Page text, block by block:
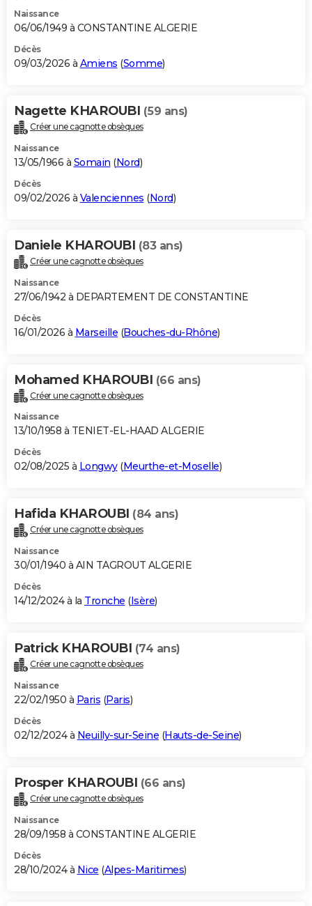
Dictionnaire
Biographies
Citations
Expressions
Proverbes
PROGRAMME TV
S'inscrire
Se connecter
Lycées
Collèges
Primaires
Universités
Entreprises
Service militaire
Avis de recherche
AVIS DE DÉCÈS
Bricolage
Lifestyle
Culture
Sport
Auto
Television
Voyage
Cinema
Naissance
06/06/1949 à CONSTANTINE ALGERIE
Décès
09/03/2026 à Amiens (Somme)
Nagette KHAROUBI (59 ans)
Créer une cagnotte obsèques
Naissance
13/05/1966 à Somain (Nord)
Décès
09/02/2026 à Valenciennes (Nord)
Daniele KHAROUBI (83 ans)
Créer une cagnotte obsèques
Naissance
27/06/1942 à DEPARTEMENT DE CONSTANTINE
Décès
16/01/2026 à Marseille (Bouches-du-Rhône)
Mohamed KHAROUBI (66 ans)
Créer une cagnotte obsèques
Naissance
13/10/1958 à TENIET-EL-HAAD ALGERIE
Décès
02/08/2025 à Longwy(Meurthe-et-Moselle)
Hafida KHAROUBI (84 ans)
Créer une cagnotte obsèques
Naissance
30/01/1940 à AIN TAGROUT ALGERIE
Décès
14/12/2024 à la Tronche (Isère)
Patrick KHAROUBI (74 ans)
Créer une cagnotte obsèques
Naissance
22/02/1950 à Paris (Paris)
Décès
02/12/2024 à Neuilly-sur-Seine (Hauts-de-Seine)
Prosper KHAROUBI (66 ans)
Créer une cagnotte obsèques
Naissance
28/09/1958 à CONSTANTINE ALGERIE
Décès
28/10/2024 à Nice (Alpes-Maritimes)